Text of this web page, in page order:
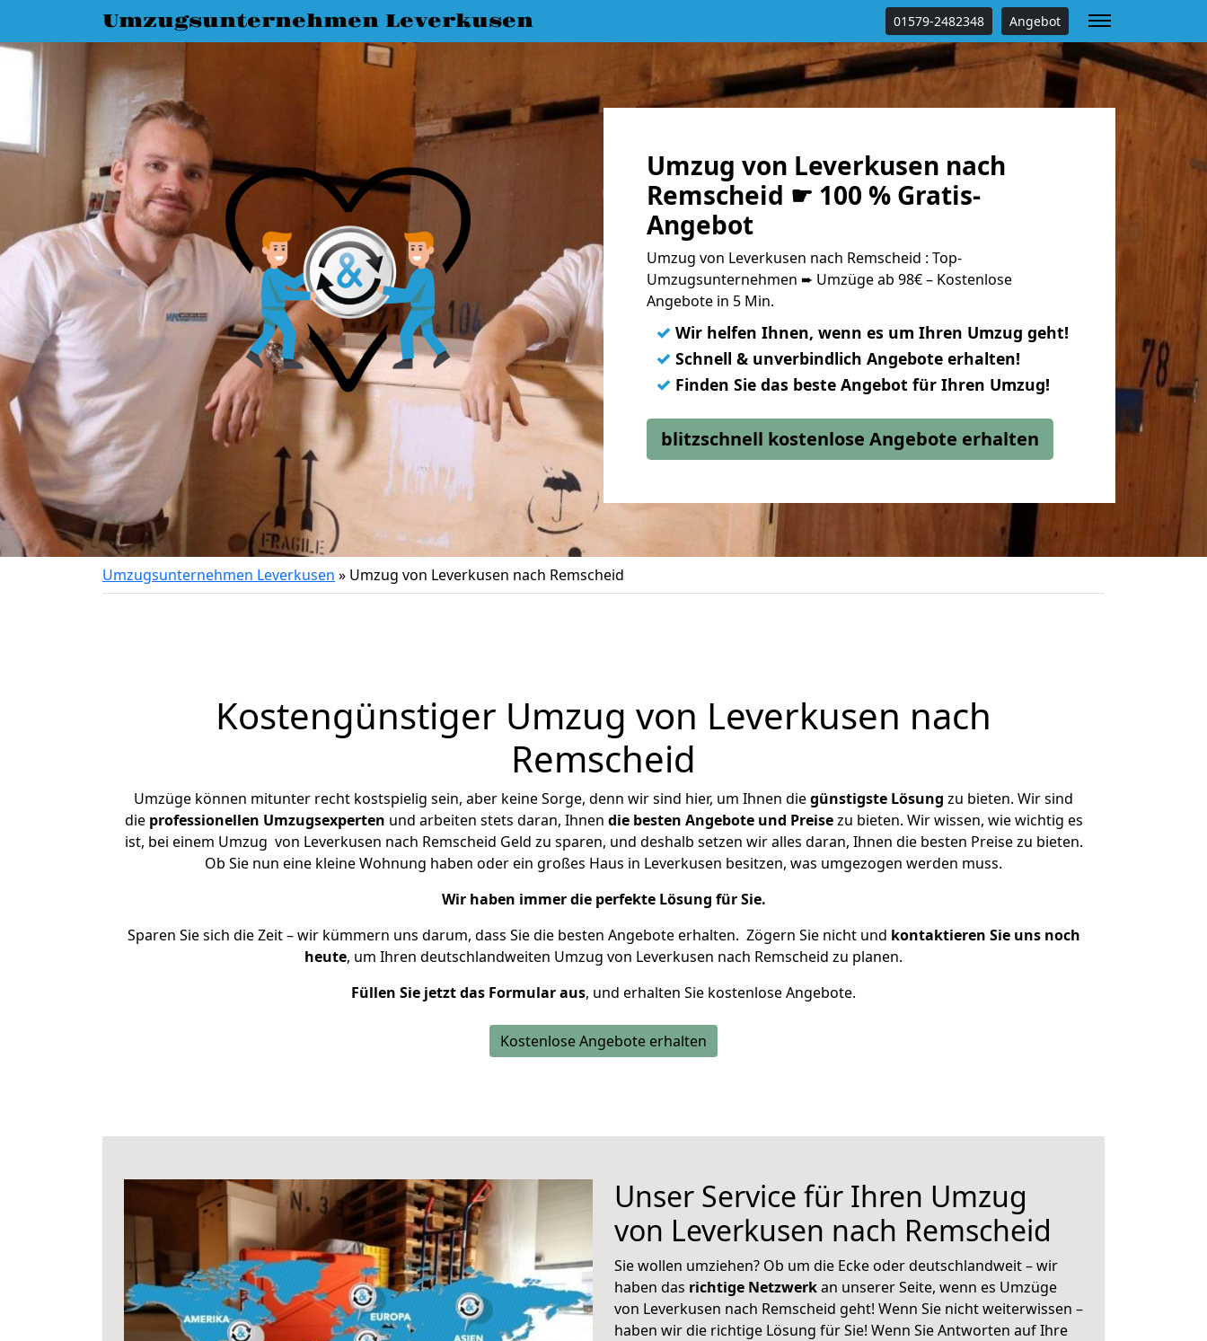
Umzugsunternehmen Leverkusen 01579-2482348 Angebot
Umzug von Leverkusen nach
Remscheid ☛ 100 % Gratis-
Angebot
Umzug von Leverkusen nach Remscheid : Top-
Umzugsunternehmen ➨ Umzüge ab 98€ – Kostenlose
Angebote in 5 Min.
✓ Wir helfen Ihnen, wenn es um Ihren Umzug geht!
✓ Schnell & unverbindlich Angebote erhalten!
✓ Finden Sie das beste Angebot für Ihren Umzug!
blitzschnell kostenlose Angebote erhalten
Umzugsunternehmen Leverkusen » Umzug von Leverkusen nach Remscheid
Kostengünstiger Umzug von Leverkusen nach
Remscheid
Umzüge können mitunter recht kostspielig sein, aber keine Sorge, denn wir sind hier, um Ihnen diegünstigste Lösung zu bieten. Wir sind
die professionellen Umzugsexperten und arbeiten stets daran, Ihnen die besten Angebote und Preisezu bieten. Wir wissen, wie wichtig es
ist, bei einem Umzug von Leverkusen nach Remscheid Geld zu sparen, und deshalb setzen wir alles daran, Ihnen die besten Preise zu bieten.
Ob Sie nun eine kleine Wohnung haben oder ein großes Haus in Leverkusen besitzen, was umgezogen werden muss.
Wir haben immer die perfekte Lösung für Sie.
Sparen Sie sich die Zeit – wir kümmern uns darum, dass Sie die besten Angebote erhalten. Zögern Sie nicht und kontaktieren Sie uns noch
heute, um Ihren deutschlandweiten Umzug von Leverkusen nach Remscheid zu planen.
Füllen Sie jetzt das Formular aus, und erhalten Sie kostenlose Angebote.
Kostenlose Angebote erhalten
Unser Service für Ihren Umzug
von Leverkusen nach Remscheid
Sie wollen umziehen? Ob um die Ecke oder deutschlandweit – wir
haben das richtige Netzwerkan unserer Seite, wenn es Umzüge
von Leverkusen nach Remscheid geht! Wenn Sie nicht weiterwissen –
haben wir die richtige Lösung für Sie! Wenn Sie Antworten auf Ihre